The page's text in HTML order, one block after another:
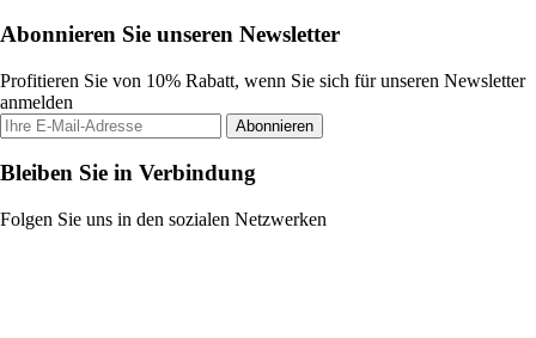
Abonnieren Sie unseren Newsletter
Profitieren Sie von 10% Rabatt, wenn Sie sich für unseren Newsletter
anmelden
Abonnieren
Bleiben Sie in Verbindung
Folgen Sie uns in den sozialen Netzwerken